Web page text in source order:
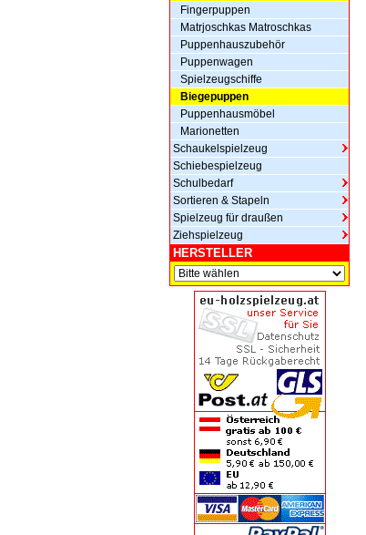
Fingerpuppen
Matrjoschkas Matroschkas
Puppenhauszubehör
Puppenwagen
Spielzeugschiffe
Biegepuppen
Puppenhausmöbel
Marionetten
Schaukelspielzeug
Schiebespielzeug
Schulbedarf
Sortieren & Stapeln
Spielzeug für draußen
Ziehspielzeug
HERSTELLER